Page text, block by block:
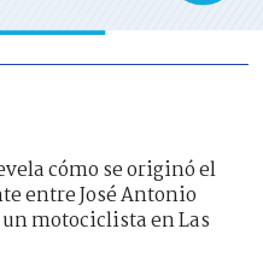
cómo se originó el
entre José Antonio
motociclista en Las